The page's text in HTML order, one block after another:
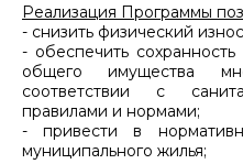
Реализация Программы
- снизить физический
- обеспечить
общего имущества
соответствии с
правилами и нормами;
- привести в
муниципального жилья;